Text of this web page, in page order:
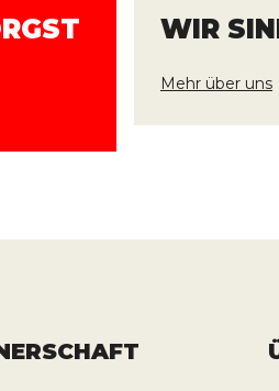
WIR
Mehr über uns